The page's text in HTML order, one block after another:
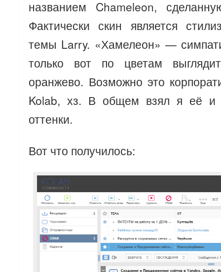
названием Chameleon,
Фактически скин является
темы Larry. «Хамелеон» —
только вот по цветам
оранжево. Возможно это
Kolab, хз. В общем взял я её и
оттенки.
Вот что получилось: